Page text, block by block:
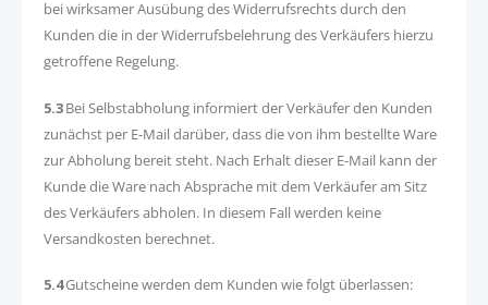
bei wirksamer Ausübung des Widerrufsrechts durch den
Kunden die in der Widerrufsbelehrung des Verkäufers hierzu
getroffene Regelung.
5.3Bei Selbstabholung informiert der Verkäufer den Kunden
zunächst per E-Mail darüber, dass die von ihm bestellte Ware
zur Abholung bereit steht. Nach Erhalt dieser E-Mail kann der
Kunde die Ware nach Absprache mit dem Verkäufer am Sitz
des Verkäufers abholen. In diesem Fall werden keine
Versandkosten berechnet.
5.4Gutscheine werden dem Kunden wie folgt überlassen: